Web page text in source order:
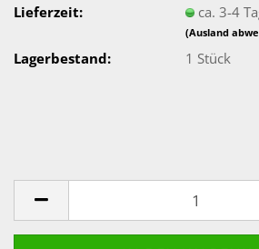
Lieferzeit:
ca. 3-4
(Ausland
Lagerbestand: 1 Stück